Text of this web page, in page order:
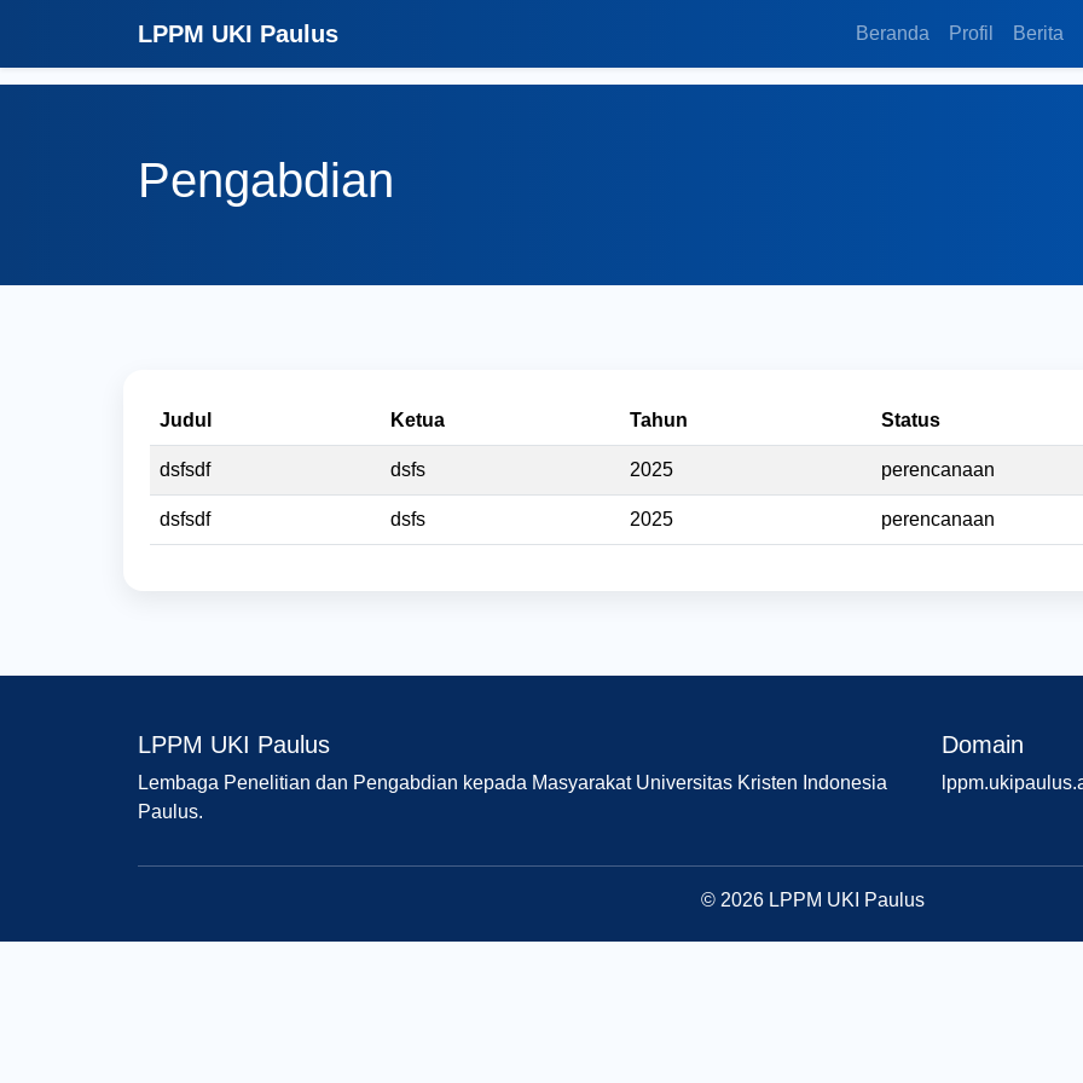
LPPM UKI Paulus Beranda Profil Berita
Pengabdian
Judul Ketua Tahun Status
dsfsdf dsfs 2025 perencanaan
dsfsdf dsfs 2025 perencanaan
LPPM UKI Paulus
Lembaga Penelitian dan Pengabdian kepada Masyarakat Universitas Kristen Indonesia
Paulus.
Domain
© 2026 LPPM UKI Paulus